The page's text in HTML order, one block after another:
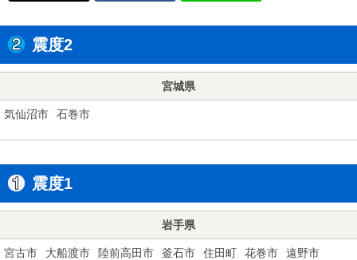
震度2
宮城県
気仙沼市 石巻市
震度1
岩手県
宮古市 大船渡市 陸前高田市 釜石市 住田町 花巻市
遠野市